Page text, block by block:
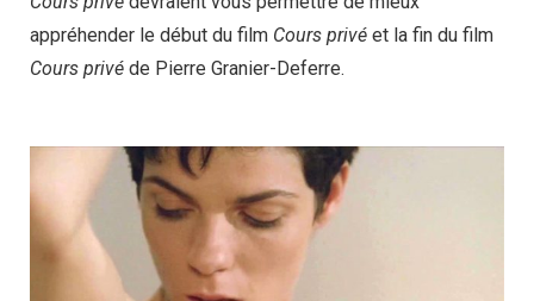
appréhender le début du film Cours privé et la fin du film
Cours privé de Pierre Granier-Deferre.